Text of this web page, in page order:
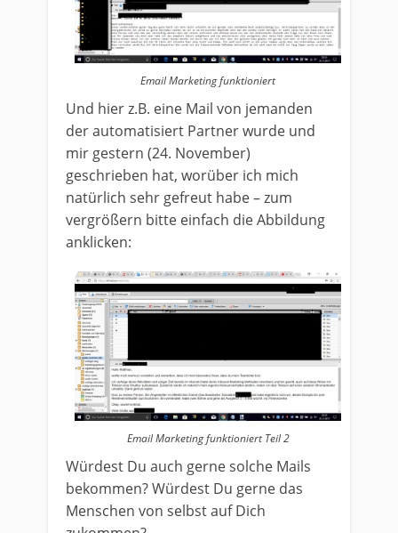
Email Marketing funktioniert
Und hier z.B. eine Mail von jemanden
der automatisiert Partner wurde und
mir gestern (24. November)
geschrieben hat, worüber ich mich
natürlich sehr gefreut habe – zum
vergrößern bitte einfach die Abbildung
anklicken:
Email Marketing funktioniert Teil 2
Würdest Du auch gerne solche Mails
bekommen? Würdest Du gerne das
Menschen von selbst auf Dich